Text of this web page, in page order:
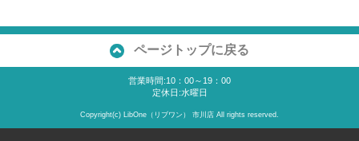
ページトップに戻る
営業時間:10：00～19：00
定休日:水曜日
Copyright(c) LibOne（リブワン） 市川店 All rights reserved.